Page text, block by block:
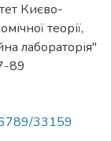
Києво-
теорії,
лабораторія"
89
33159